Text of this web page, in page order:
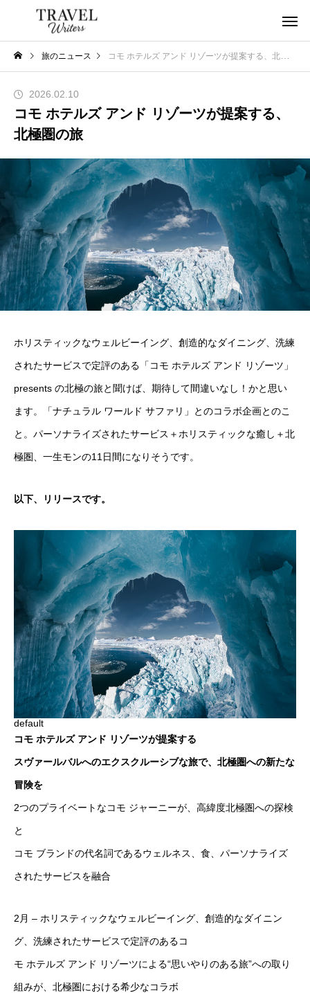
旅のニュース コモ ホテルズ アンド リゾーツが提案する、北極圏の旅
コモ ホテルズ アンド リゾーツが提案する、
北極圏の旅
2026.02.10
ホリスティックなウェルビーイング、創造的なダイニング、洗練
されたサービスで定評のある「コモ ホテルズ アンド リゾーツ」
presents の北極の旅と聞けば、期待して間違いなし！かと思い
ます。「ナチュラル ワールド サファリ」とのコラボ企画とのこ
と。パーソナライズされたサービス＋ホリスティックな癒し＋北
極圏、一生モンの11日間になりそうです。
以下、リリースです。
default
コモ ホテルズ アンド リゾーツが提案する
スヴァールバルへのエクスクルーシブな旅で、北極圏への新たな
冒険を
2つのプライベートなコモ ジャーニーが、高緯度北極圏への探検
と
コモ ブランドの代名詞であるウェルネス、食、パーソナライズ
されたサービスを融合
2月 – ホリスティックなウェルビーイング、創造的なダイニン
グ、洗練されたサービスで定評のあるコ
モ ホテルズ アンド リゾーツによる“思いやりのある旅”への取り
組みが、北極圏における希少なコラボ